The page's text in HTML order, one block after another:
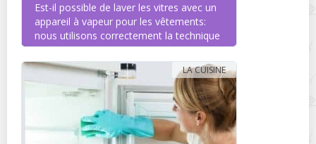
Est-il possible de laver les vitres avec un
appareil à vapeur pour les vêtements:
nous utilisons correctement la technique
LA CUISINE